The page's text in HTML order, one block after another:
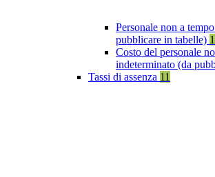
Personale non a
pubblicare in tabelle)
Costo del personale
indeterminato (da
Tassi di assenza 11